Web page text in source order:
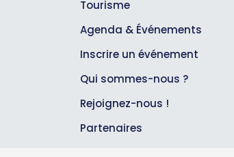
Tourisme
Agenda & Événements
Inscrire un événement
Qui sommes-nous ?
Rejoignez-nous !
Partenaires